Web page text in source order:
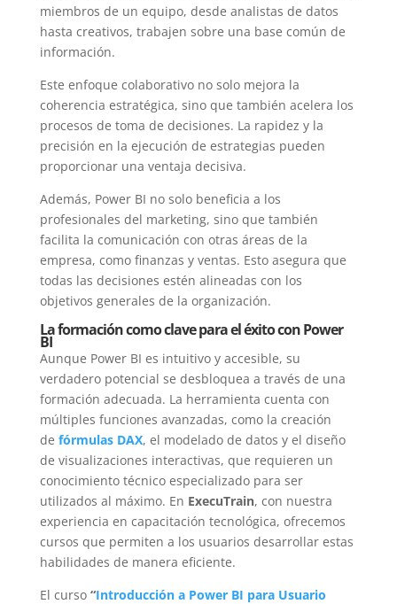
miembros de un equipo, desde analistas de datos
hasta creativos, trabajen sobre una base común de
información.
Este enfoque colaborativo no solo mejora la
coherencia estratégica, sino que también acelera los
procesos de toma de decisiones. La rapidez y la
precisión en la ejecución de estrategias pueden
proporcionar una ventaja decisiva.
Además, Power BI no solo beneficia a los
profesionales del marketing, sino que también
facilita la comunicación con otras áreas de la
empresa, como finanzas y ventas. Esto asegura que
todas las decisiones estén alineadas con los
objetivos generales de la organización.
La formación como clave para el éxito con Power
BI
Aunque Power BI es intuitivo y accesible, su
verdadero potencial se desbloquea a través de una
formación adecuada. La herramienta cuenta con
múltiples funciones avanzadas, como la creación
de fórmulas DAX, el modelado de datos y el diseño
de visualizaciones interactivas, que requieren un
conocimiento técnico especializado para ser
utilizados al máximo. En ExecuTrain, con nuestra
experiencia en capacitación tecnológica, ofrecemos
cursos que permiten a los usuarios desarrollar estas
habilidades de manera eficiente.
El curso “Introducción a Power BI para Usuario